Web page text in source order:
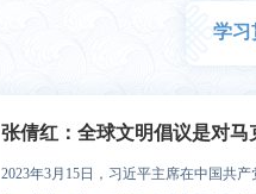
学习
张倩红：全球文明倡议是对
2023年3月15日，习近平主席在中国共